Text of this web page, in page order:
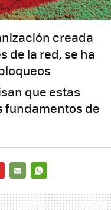
creada
de la red, se ha
que estas
fundamentos de
MAIL